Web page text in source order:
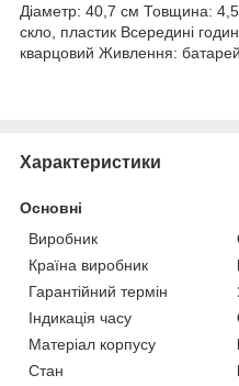
Діаметр: 40,7 см Товщина:
скло, пластик Всередині
кварцовий Живлення:
Характеристики
Основні
Виробник
Країна виробник
Гарантійний термін
Індикація часу
Матеріал корпусу
Стан